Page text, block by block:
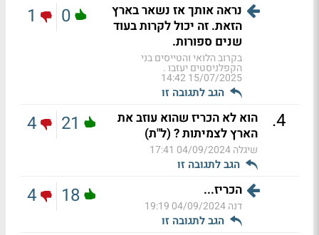
נראה אותך אז נשאר בארץ
הזאת. זה יכול לקרות בעוד
שנים ספורות.
בקרוב הלואי והטייסים בני
הקפלניסטים יעזבו .
15/07/2025 14:42
הגב לתגובה זו
0
1
4
.
הוא לא הכריז שהוא עוזב את
הארץ לצמיתות ? (ל"ת)
שיגלה04/09/2024 17:41
הגב לתגובה זו
21
4
הכריז...
דנה04/09/2024 19:19
הגב לתגובה זו
18
4